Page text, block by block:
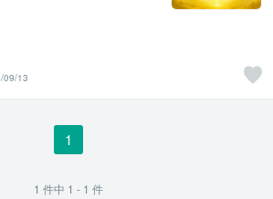
09/13
1
1 件中 1 - 1 件